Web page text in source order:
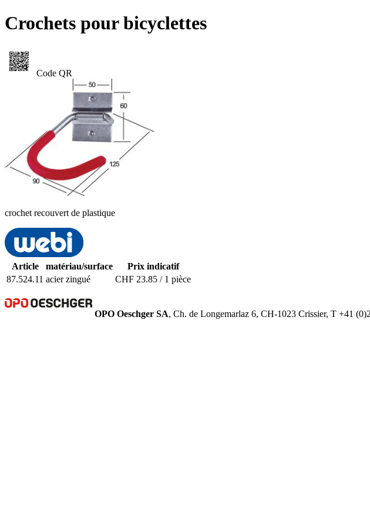
Crochets pour bicyclettes
Code QR
crochet recouvert de plastique
Article matériau/surface
Prix indicatif
87.524.11 acier zingué CHF 23.85 / 1 pièce
OPO Oeschger SA, Ch. de Longemarlaz 6, CH-1023 Crissier, T +41